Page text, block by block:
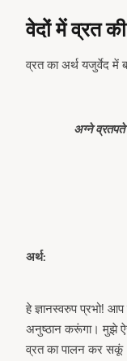
वेदों में व्रत
व्रत का अर्थ यजुर्वेद में
अग्ने व्रतपते
अर्थ:
हे ज्ञानस्वरुप प्रभो!
अनुष्ठान करूंगा। मुझे
व्रत का पालन कर